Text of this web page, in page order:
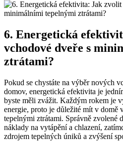
6. Energetická
vchodové dveře⁣ s
ztrátami?
Pokud se chystáte na výběr nových
domov,‌ energetická efektivita je
byste měli zvážit. Každým⁤ rokem je⁣
energie, proto je důležité mít v domě
tepelnými ztrátami. Správně zvolené
náklady na vytápění a chlazení,
zdrojem tepelných úniků a zvýšení